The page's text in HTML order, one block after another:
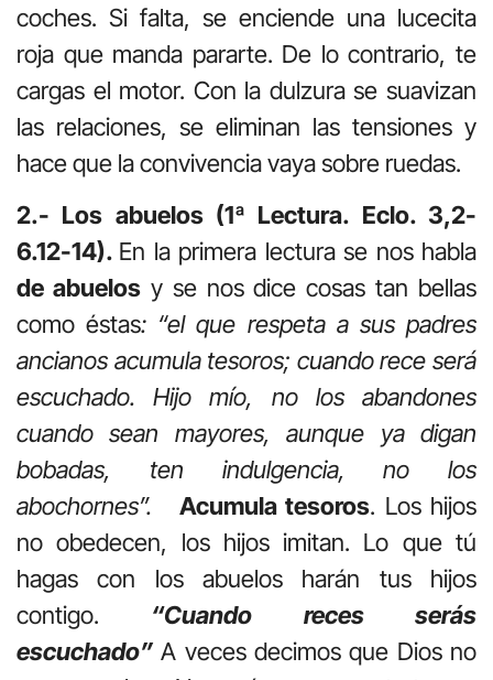
coches. Si falta, se enciende una lucecita
roja que manda pararte. De lo contrario, te
cargas el motor. Con la dulzura se suavizan
las relaciones, se eliminan las tensiones y
hace que la convivencia vaya sobre ruedas.
2.- Los abuelos (1ª Lectura. Eclo. 3,2-
6.12-14). En la primera lectura se nos habla
de abuelosy se nos dice cosas tan bellas
como éstas: “el que respeta a sus padres
ancianos acumula tesoros; cuando rece será
escuchado. Hijo mío, no los abandones
cuando sean mayores, aunque ya digan
bobadas, ten indulgencia, no los
abochornes”.
Acumula tesoros. Los hijos
no obedecen, los hijos imitan. Lo que tú
hagas con los abuelos harán tus hijos
contigo. “Cuando reces serás
escuchado” A veces decimos que Dios no